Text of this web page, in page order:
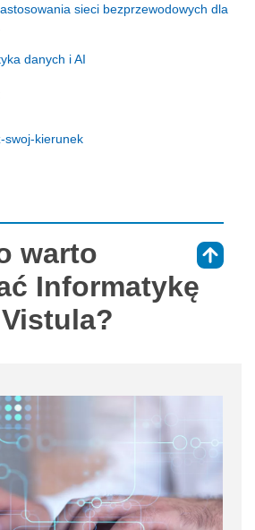
sieci bezprzewodowych dla
danych i AI
swoj-kierunek
warto
Informatykę